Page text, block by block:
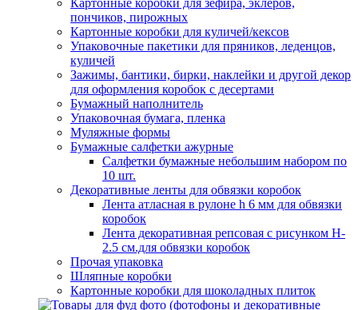
Картонные коробки для зефира, эклеров,
пончиков, пирожных
Картонные коробки для куличей/кексов
Упаковочные пакетики для пряников, леденцов,
куличей
Зажимы, бантики, бирки, наклейки и другой декор
для оформления коробок с десертами
Бумажный наполнитель
Упаковочная бумага, пленка
Муляжные формы
Бумажные салфетки ажурные
Салфетки бумажные небольшим набором по
10 шт.
Декоративные ленты для обвязки коробок
Лента атласная в рулоне h 6 мм для обвязки
коробок
Лента декоративная репсовая с рисунком H-
2.5 см.для обвязки коробок
Прочая упаковка
Шляпные коробки
Картонные коробки для шоколадных плиток